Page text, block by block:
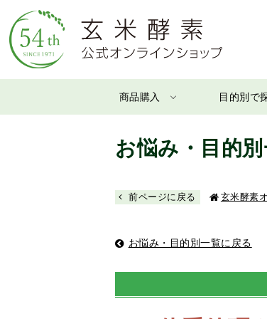
商品購入 目的別で
お悩み・目的
前ページに戻る 玄米酵素
お悩み・目的別一覧に戻る